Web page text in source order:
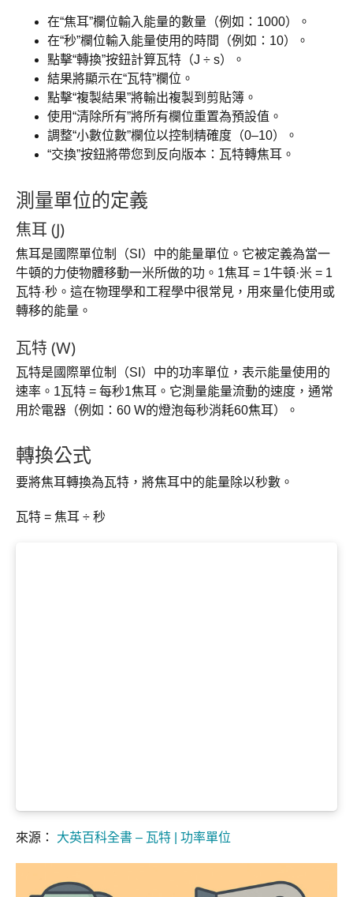
在“焦耳”欄位輸入能量的數量（例如：1000）。
在“秒”欄位輸入能量使用的時間（例如：10）。
點擊“轉換”按鈕計算瓦特（J ÷ s）。
結果將顯示在“瓦特”欄位。
點擊“複製結果”將輸出複製到剪貼簿。
使用“清除所有”將所有欄位重置為預設值。
調整“小數位數”欄位以控制精確度（0–10）。
“交換”按鈕將帶您到反向版本：瓦特轉焦耳。
測量單位的定義
焦耳 (J)
焦耳是國際單位制（SI）中的能量單位。它被定義為當一
牛頓的力使物體移動一米所做的功。1焦耳 = 1牛頓·米 = 1
瓦特·秒。這在物理學和工程學中很常見，用來量化使用或
轉移的能量。
瓦特 (W)
瓦特是國際單位制（SI）中的功率單位，表示能量使用的
速率。1瓦特 = 每秒1焦耳。它測量能量流動的速度，通常
用於電器（例如：60 W的燈泡每秒消耗60焦耳）。
轉換公式
要將焦耳轉換為瓦特，將焦耳中的能量除以秒數。
瓦特 = 焦耳 ÷ 秒
來源： 大英百科全書 – 瓦特 | 功率單位